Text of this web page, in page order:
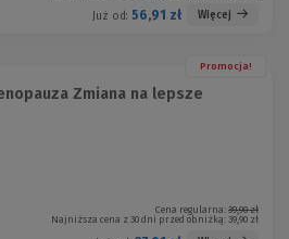
Już od: 56,91 zł Więcej
Promocja!
Zmiana na lepsze
Cena regularna: 39,90 zł
Najniższa cena z 30 dni przed obniżką: 39,90 zł